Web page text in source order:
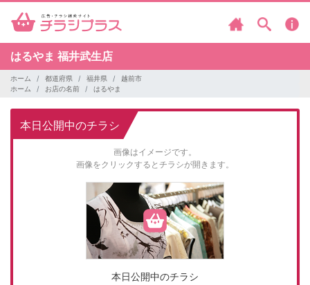
はるやま 福井武生店
ホーム 都道府県 福井県
越前市
ホーム
お店の名前 はるやま
本日公開中のチラシ
画像はイメージです。
画像をクリックするとチラシが開きます。
本日公開中のチラシ